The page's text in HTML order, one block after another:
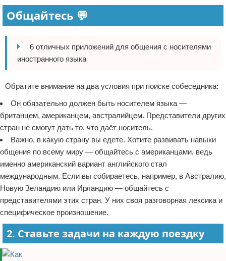
Общайтесь 💬
6 отличных приложений для общения с носителями
иностранного языка
Обратите внимание на два условия при поиске собеседника:
Он обязательно должен быть носителем языка —
британцем, американцем, австралийцем. Представители других
стран не смогут дать то, что даёт носитель.
Важно, в какую страну вы едете. Хотите развивать навыки
общения по всему миру — общайтесь с американцами, ведь
именно американский вариант английского стал
международным. Если вы собираетесь, например, в Австралию,
Новую Зеландию или Ирландию — общайтесь с
представителями этих стран. У них своя разговорная лексика и
специфическое произношение.
2. Ставьте задачи на каждую поездку